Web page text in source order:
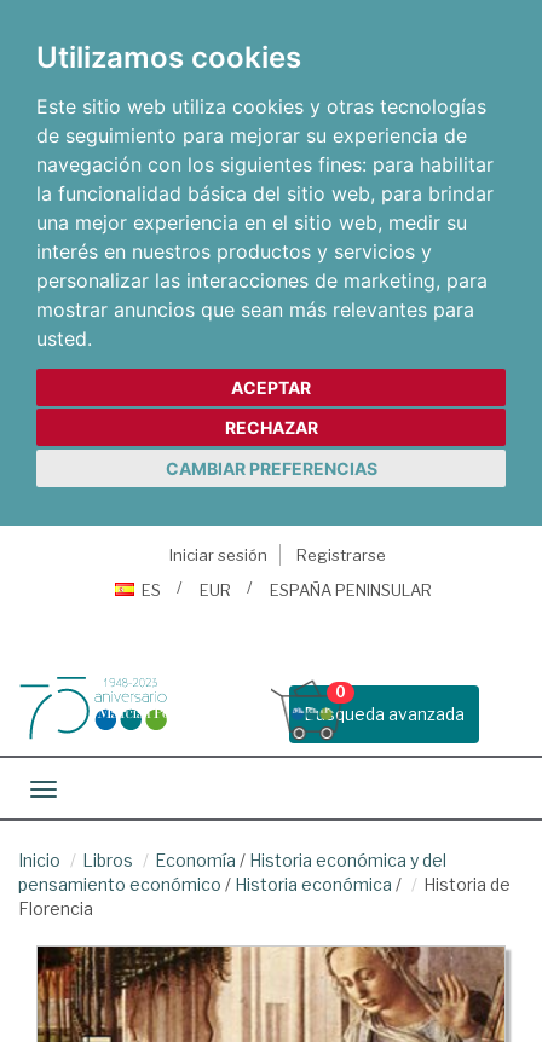
Utilizamos cookies
Este sitio web utiliza cookies y otras tecnologías
de seguimiento para mejorar su experiencia de
navegación con los siguientes fines: para habilitar
la funcionalidad básica del sitio web, para brindar
una mejor experiencia en el sitio web, medir su
interés en nuestros productos y servicios y
personalizar las interacciones de marketing, para
mostrar anuncios que sean más relevantes para
usted.
ACEPTAR
RECHAZAR
CAMBIAR PREFERENCIAS
Iniciar sesión
Registrarse
ES
EUR ESPAÑA PENINSULAR
Busqueda avanzada
0
Toggle navigation
Inicio Libros Economía / Historia económica y del
pensamiento económico / Historia económica /
Historia de
Florencia